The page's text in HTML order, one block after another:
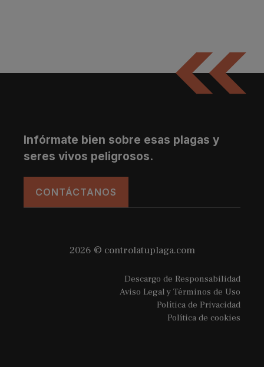
Infórmate bien sobre esas plagas y
seres vivos peligrosos.
CONTÁCTANOS
2026 © controlatuplaga.com
Descargo de Responsabilidad
Aviso Legal y Términos de Uso
Política de Privacidad
Política de cookies